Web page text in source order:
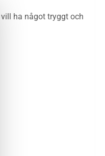
ha något tryggt och